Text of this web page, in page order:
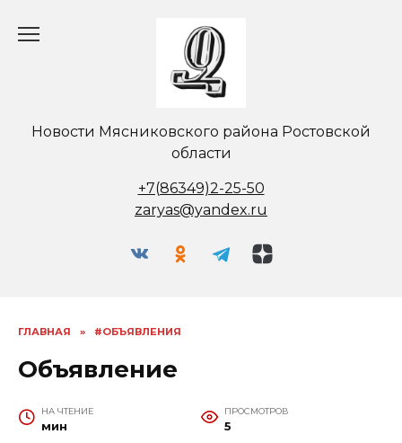
Новости Мясниковского района Ростовской
области
+7(86349)2-25-50
zaryas@yandex.ru
ГЛАВНАЯ » #ОБЪЯВЛЕНИЯ
Объявление
НА ЧТЕНИЕ
мин
ПРОСМОТРОВ
5